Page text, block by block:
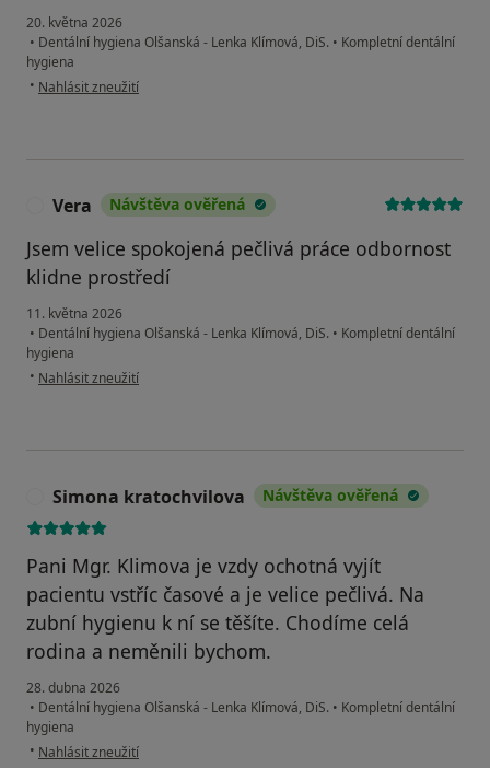
20. května 2026
• Dentální hygiena Olšanská - Lenka Klímová, DiS. • Kompletní dentální
hygiena
• podle názoru uživatele Vlasta Anighoferová
Nahlásit zneužití
Vera Návštěva ověřená
Jsem velice spokojená pečlivá práce odbornost
klidne prostředí
11. května 2026
• Dentální hygiena Olšanská - Lenka Klímová, DiS. • Kompletní dentální
hygiena
• podle názoru uživatele Vera
Nahlásit zneužití
Simona kratochvilova Návštěva ověřená
Pani Mgr. Klimova je vzdy ochotná vyjít
pacientu vstříc časové a je velice pečlivá. Na
zubní hygienu k ní se těšíte. Chodíme celá
rodina a neměnili bychom.
28. dubna 2026
• Dentální hygiena Olšanská - Lenka Klímová, DiS. • Kompletní dentální
hygiena
• podle názoru uživatele Simona kratochvilova
Nahlásit zneužití